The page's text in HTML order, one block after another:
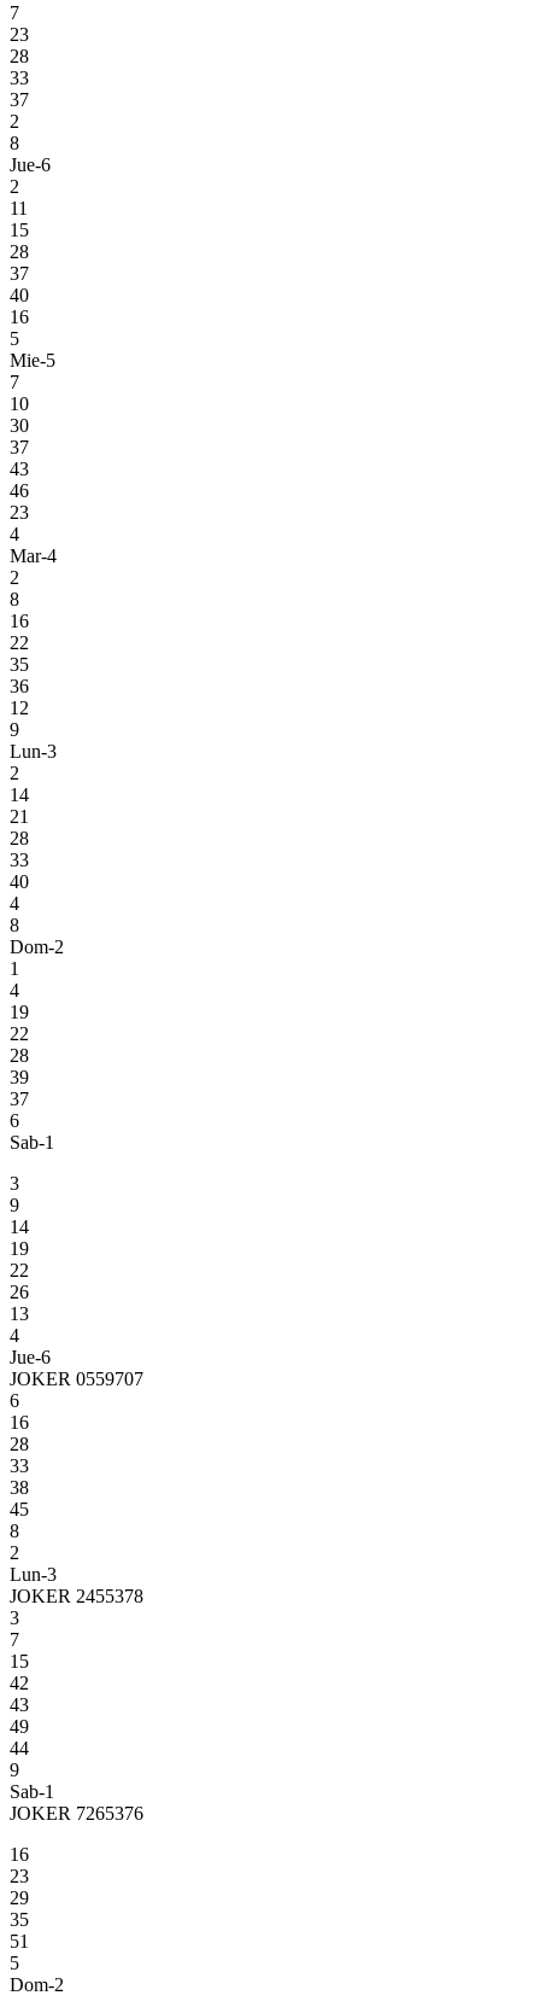
7
23
28
33
37
2
8
Jue-6
2
11
15
28
37
40
16
5
Mie-5
7
10
30
37
43
46
23
4
Mar-4
2
8
16
22
35
36
12
9
Lun-3
2
14
21
28
33
40
4
8
Dom-2
1
4
19
22
28
39
37
6
Sab-1
3
9
14
19
22
26
13
4
Jue-6
JOKER 0559707
6
16
28
33
38
45
8
2
Lun-3
JOKER 2455378
3
7
15
42
43
49
44
9
Sab-1
JOKER 7265376
16
23
29
35
51
5
Dom-2